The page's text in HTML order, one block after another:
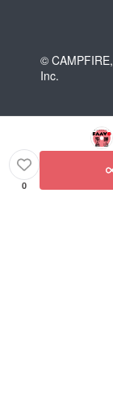
© CAMPFIRE,
Inc.
0